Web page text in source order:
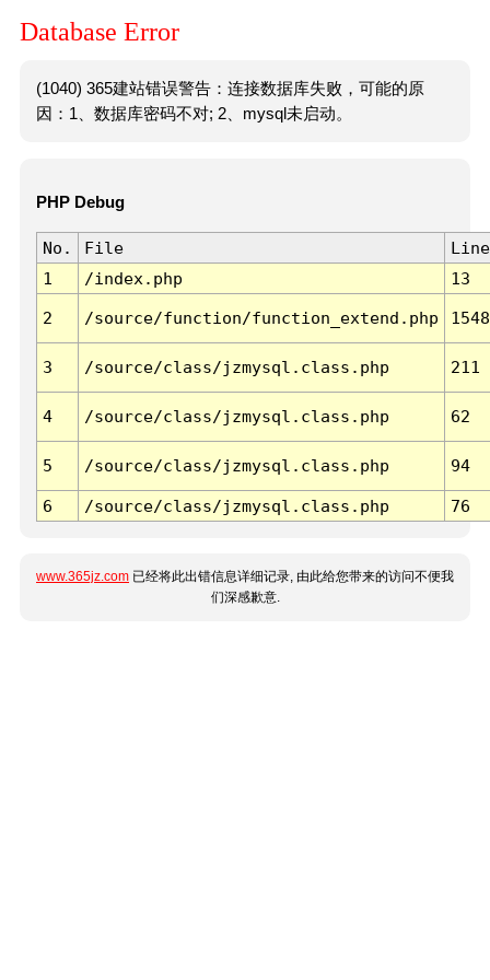
Database Error
(1040) 365建站错误警告：连接数据库失败，可能的原
因：1、数据库密码不对; 2、mysql未启动。
PHP Debug
No. File
Line
1
/index.php 13
2 /source/function/function_extend.php 1548
3 /source/class/jzmysql.class.php 211
4 /source/class/jzmysql.class.php 62
5 /source/class/jzmysql.class.php 94
6 /source/class/jzmysql.class.php 76
www.365jz.com 已经将此出错信息详细记录, 由此给您带来的访问不便我
们深感歉意.